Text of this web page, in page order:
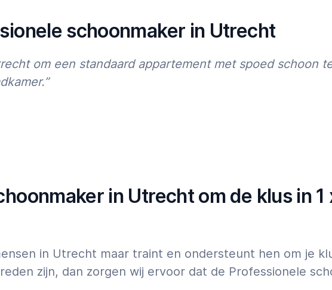
een klus
uur of in het
schoonmaker in Utrecht
om een standaard appartement met spoed schoon
in Utrecht om de klus in 1
in Utrecht maar traint en ondersteunt hen om je
zijn, dan zorgen wij ervoor dat de Professionele
23:00